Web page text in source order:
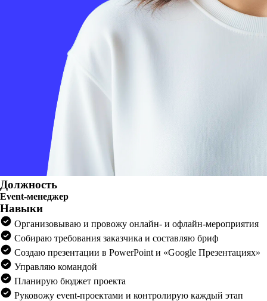
Должность
Event-менеджер
Навыки
Организовываю и провожу онлайн- и офлайн-мероприятия
Собираю требования заказчика и составляю бриф
Создаю презентации в PowerPoint и «Google Презентациях»
Управляю командой
Планирую бюджет проекта
Руковожу event-проектами и контролирую каждый этап